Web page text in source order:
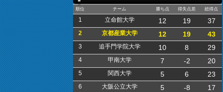
順位 チーム 勝ち点 得失点差 総得点
1 立命館大学 12 19 37
2 京都産業大学 12 19 43
3 追手門学院大学 10 8 29
4 甲南大学 7 -2 20
5 関西大学 5 6 23
6 大阪公立大学 5 -8 17